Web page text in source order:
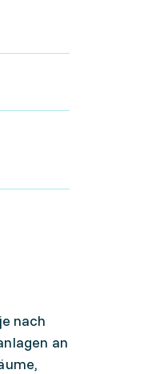
nach
an